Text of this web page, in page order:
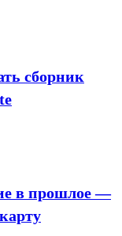
сборник
в прошлое —